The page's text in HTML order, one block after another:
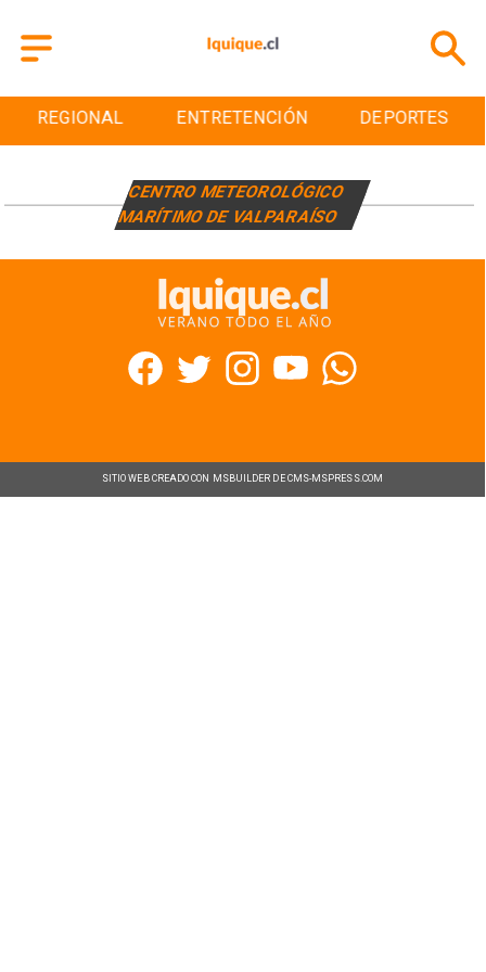
REGIONAL ENTRETENCIÓN DEPORTES
CENTRO METEOROLÓGICO
MARÍTIMO DE VALPARAÍSO
SITIO WEB CREADO CON MSBUILDER DE CMS-MSPRESS.COM